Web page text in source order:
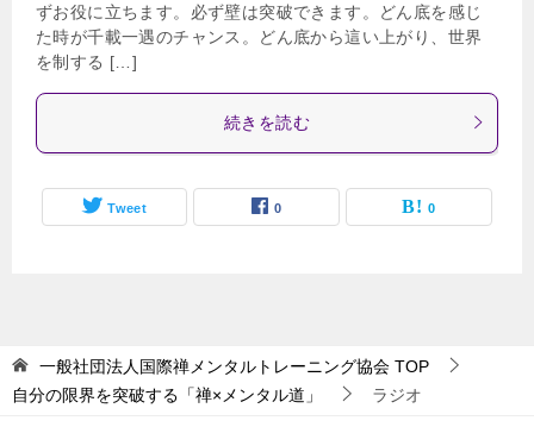
ずお役に立ちます。必ず壁は突破できます。どん底を感じ
た時が千載一遇のチャンス。どん底から這い上がり、世界
を制する […]
続きを読む
Tweet 0 0
一般社団法人国際禅メンタルトレーニング協会 TOP
自分の限界を突破する「禅×メンタル道」
ラジオ